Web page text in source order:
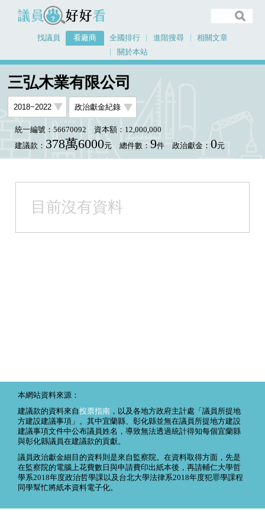
議員好好看
找議員 看廠商 全國排行 進階搜尋
相關文章
關於本站
三弘木業有限公司
統一編號：56670092
資本額：12,000,000
建議款： 378萬6000元 總件數： 9件 政治獻金： 0元
目前沒有資料
本網站資料來源：
建議款的資料來自投票指南 ，以及各地方政府主計處「議員所提地
方建設建議事項」。其中宜蘭縣、彰化縣並無在議員所提地方建設
建議事項文件中公布議員姓名，導致無法透過統計得知每個宜蘭縣
與彰化縣議員在建議款的貢獻。
議員政治獻金細目的資料則是來自監察院。在資料取得方面，先是
在監察院的電腦上花費數日與申請費印出紙本後，再請輔仁大學哲
學系2018年度政治哲學課以及台北大學法律系2018年度犯罪學課程
同學幫忙將紙本資料電子化。